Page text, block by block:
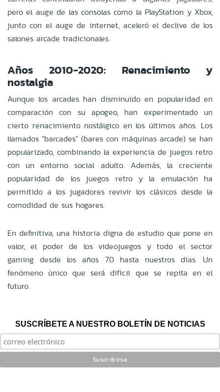
pero el auge de las consolas como la PlayStation y Xbox,
junto con el auge de internet, aceleró el declive de los
salones arcade tradicionales.
Años 2010-2020: Renacimiento y
nostalgia
Aunque los arcades han disminuido en popularidad en
comparación con su apogeo, han experimentado un
cierto renacimiento nostálgico en los últimos años. Los
llamados "barcades" (bares con máquinas arcade) se han
popularizado, combinando la experiencia de juegos retro
con un entorno social adulto. Además, la creciente
popularidad de los juegos retro y la emulación ha
permitido a los jugadores revivir los clásicos desde la
comodidad de sus hogares.
En definitiva, una historia digna de estudio que pone en
valor, el poder de los videojuegos y todo el sector
gaming desde los años 70 hasta nuestros días. Un
fenómeno único que será difícil que se repita en el
futuro.
SUSCRÍBETE A NUESTRO BOLETÍN DE NOTICIAS